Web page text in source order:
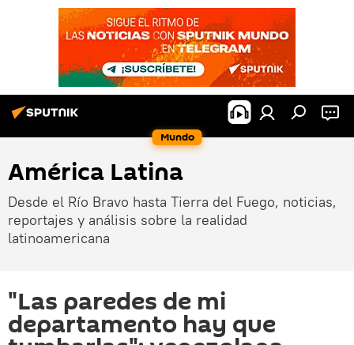
Mundo
América Latina
Desde el Río Bravo hasta Tierra del Fuego, noticias,
reportajes y análisis sobre la realidad
latinoamericana
"Las paredes de mi
departamento hay que